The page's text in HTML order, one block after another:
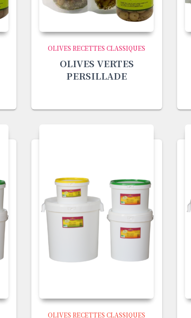
OLIVES RECETTES CLASSIQUES
OLIVES VERTES
PERSILLADE
OLIVES RECETTES CLASSIQUES